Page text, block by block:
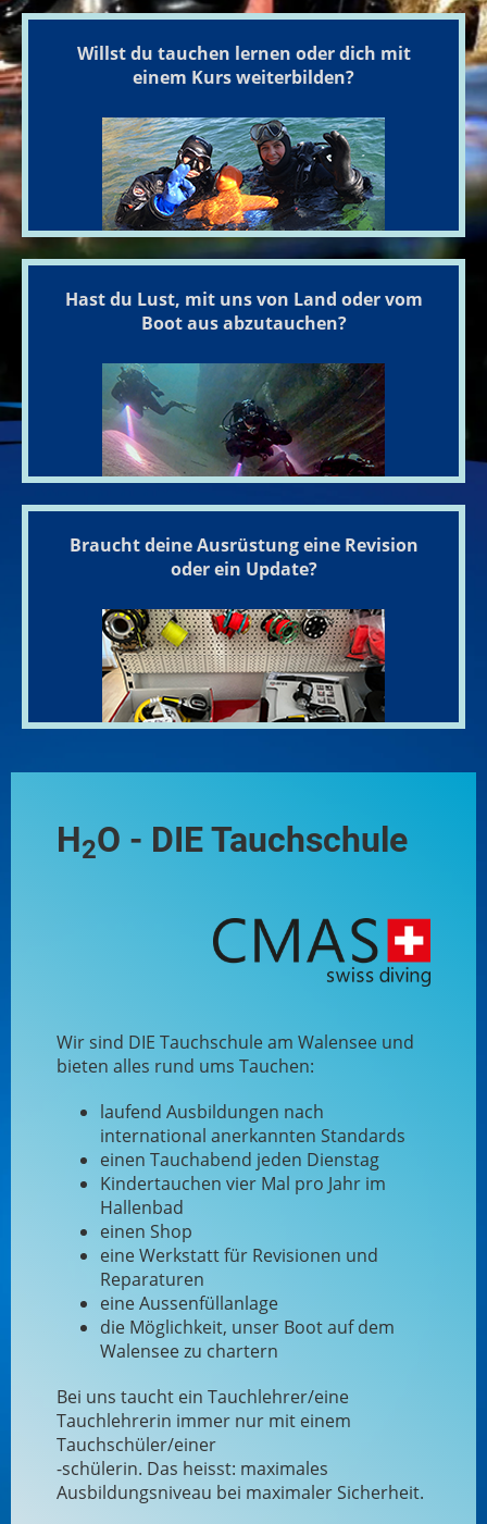
Willst du tauchen lernen oder dich mit
einem Kurs weiterbilden?
Hast du Lust, mit uns von Land oder vom
Boot aus abzutauchen?
Braucht deine Ausrüstung eine Revision
oder ein Update?
H2O - DIE Tauchschule
Wir sind DIE Tauchschule am Walensee und
bieten alles rund ums Tauchen:
laufend Ausbildungen nach
international anerkannten Standards
einen Tauchabend jeden Dienstag
Kindertauchen vier Mal pro Jahr im
Hallenbad
einen Shop
eine Werkstatt für Revisionen und
Reparaturen
eine Aussenfüllanlage
die Möglichkeit, unser Boot auf dem
Walensee zu chartern
Bei uns taucht ein Tauchlehrer/eine
Tauchlehrerin immer nur mit einem
Tauchschüler/einer
-schülerin. Das heisst: maximales
Ausbildungsniveau bei maximaler Sicherheit.